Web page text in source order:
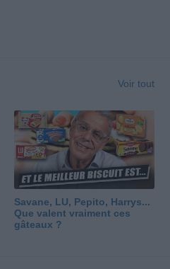
Voir tout
Savane, LU, Pepito, Harrys...
Que valent vraiment ces
gâteaux ?